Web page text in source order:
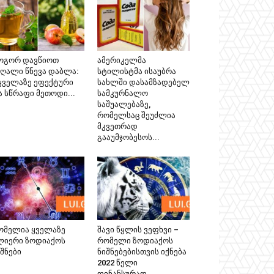
დავწიოთ
წნევა დაბლა:
ეფექტური
სწრაფი მეთოდი...
ამერიკელმა
სტილისტმა ისაუბრა
სახლში დასამზადებელ
სამკურნალო
საშუალებაზე,
რომელსაც შეუძლია
მკვეთრად
გააუმჯობესოს...
ყველაზე
ზოდიაქოს
შავი წყლის ვეფხვი –
რომელი ზოდიაქოს
ნიშნებებისთვის იქნება
2022 წელი